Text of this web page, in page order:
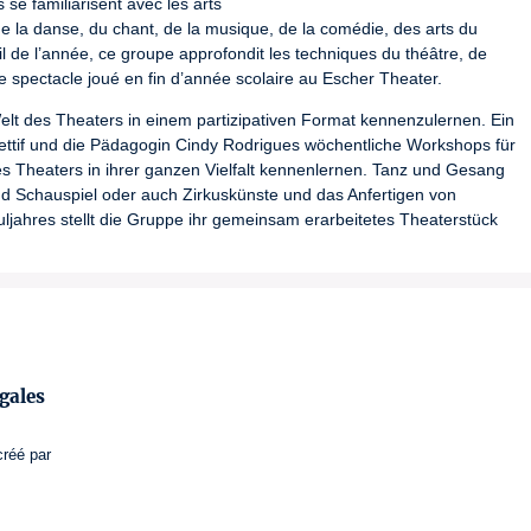
la danse, du chant, de la musique, de la comédie, des arts du
l’année, ce groupe approfondit les techniques du théâtre, de
spectacle joué en fin d’année scolaire au Escher Theater.
des Theaters in einem partizipativen Format kennenzulernen. Ein
und die Pädagogin Cindy Rodrigues wöchentliche Workshops für
Theaters in ihrer ganzen Vielfalt kennenlernen. Tanz und Gesang
Schauspiel oder auch Zirkuskünste und das Anfertigen von
stellt die Gruppe ihr gemeinsam erarbeitetes Theaterstück
par